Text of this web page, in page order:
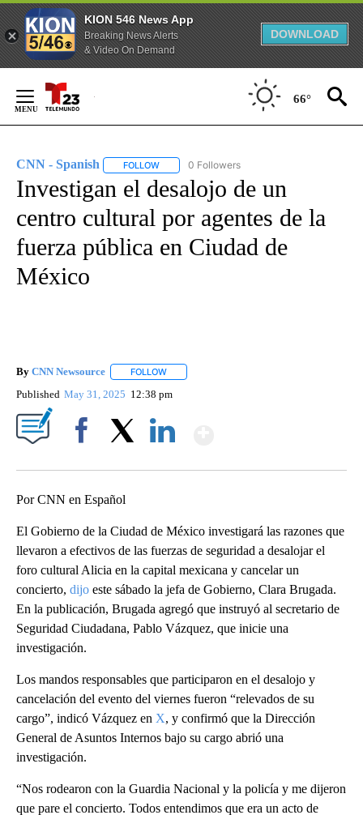
KION 546 News App
Breaking News Alerts
& Video On Demand
DOWNLOAD
Content
66°
CNN - Spanish FOLLOW FOLLOW "CNN - SPANISH" TO RECEIVE
0 Followers
Investigan el desalojo de un
centro cultural por agentes de la
fuerza pública en Ciudad de
México
By CNN Newsource FOLLOW
Published May 31, 2025 12:38 pm
Por CNN en Español
El Gobierno de la Ciudad de México investigará las razones que
llevaron a efectivos de las fuerzas de seguridad a desalojar el
foro cultural Alicia en la capital mexicana y cancelar un
concierto, dijo este sábado la jefa de Gobierno, Clara Brugada.
En la publicación, Brugada agregó que instruyó al secretario de
Seguridad Ciudadana, Pablo Vázquez, que inicie una
investigación.
Los mandos responsables que participaron en el desalojo y
cancelación del evento del viernes fueron “relevados de su
cargo”, indicó Vázquez en X, y confirmó que la Dirección
General de Asuntos Internos bajo su cargo abrió una
investigación.
“Nos rodearon con la Guardia Nacional y la policía y me dijeron
que pare el concierto. Todos entendimos que era un acto de